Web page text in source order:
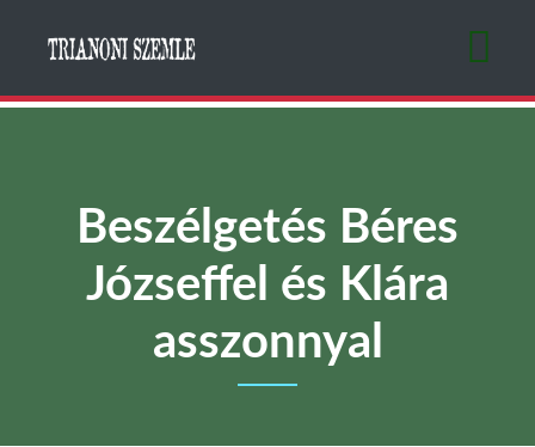
Beszélgetés Béres
Józseffel és Klára
asszonnyal